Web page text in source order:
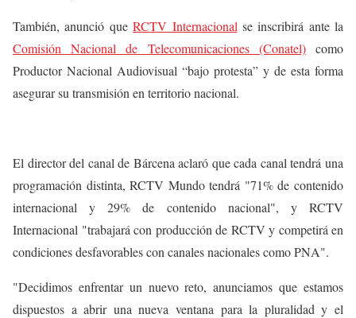
También, anunció queRCTV Internacional se inscribirá ante la
Comisión Nacional de Telecomunicaciones (Conatel)como
Productor Nacional Audiovisual “bajo protesta” y de esta forma
asegurar su transmisión en territorio nacional.
El director del canal de Bárcena aclaró que cada canal tendrá una
programación distinta, RCTV Mundo tendrá "71% de contenido
internacional y 29% de contenido nacional", y RCTV
Internacional "trabajará con producción de RCTV y competirá en
condiciones desfavorables con canales nacionales como PNA".
"Decidimos enfrentar un nuevo reto, anunciamos que estamos
dispuestos a abrir una nueva ventana para la pluralidad y el